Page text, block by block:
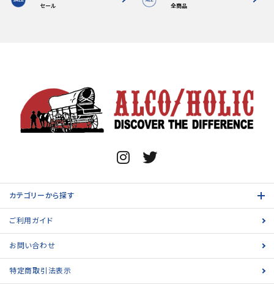
セール 全商品
カテゴリーから探す
ご利用ガイド
お問い合わせ
特定商取引法表示